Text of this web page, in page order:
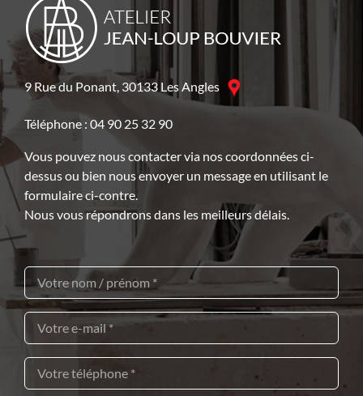
9 Rue du Ponant, 30133 Les Angles
Téléphone : 04 90 25 32 90
Vous pouvez nous contacter via nos coordonnées ci-
dessus ou bien nous envoyer un message en utilisant le
formulaire ci-contre.
Nous vous répondrons dans les meilleurs délais.